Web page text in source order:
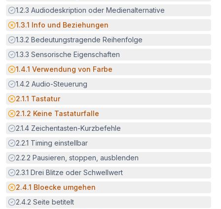
Erfüllt:
1.2.3 Audiodeskription oder Medienalternative
Potenzielle Barriere:
1.3.1 Info und Beziehungen
Erfüllt:
1.3.2 Bedeutungstragende Reihenfolge
Erfüllt:
1.3.3 Sensorische Eigenschaften
Potenzielle Barriere:
1.4.1 Verwendung von Farbe
Erfüllt:
1.4.2 Audio-Steuerung
Potenzielle Barriere:
2.1.1 Tastatur
Potenzielle Barriere:
2.1.2 Keine Tastaturfalle
Erfüllt:
2.1.4 Zeichentasten-Kurzbefehle
Erfüllt:
2.2.1 Timing einstellbar
Erfüllt:
2.2.2 Pausieren, stoppen, ausblenden
Erfüllt:
2.3.1 Drei Blitze oder Schwellwert
Potenzielle Barriere:
2.4.1 Bloecke umgehen
Erfüllt:
2.4.2 Seite betitelt